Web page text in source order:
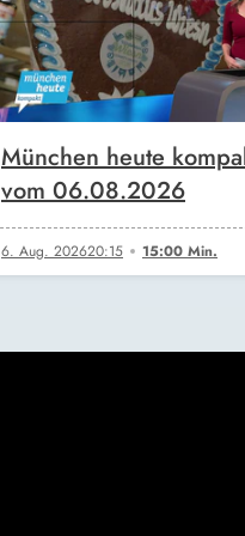
München heute
vom 06.08.2026
6. Aug. 202620:15 15:00 Min.